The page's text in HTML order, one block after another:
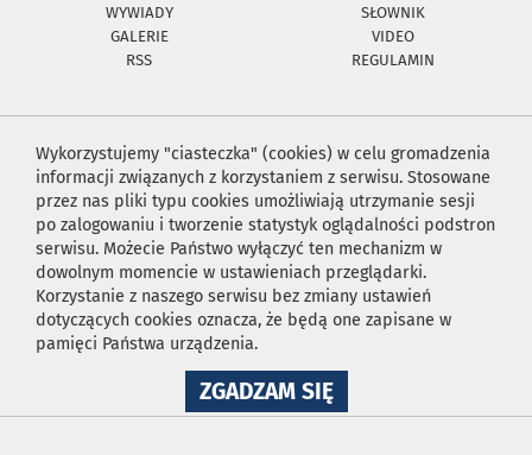
WYWIADY
SŁOWNIK
GALERIE
VIDEO
RSS
REGULAMIN
Wykorzystujemy "ciasteczka" (cookies) w celu gromadzenia
informacji związanych z korzystaniem z serwisu. Stosowane
przez nas pliki typu cookies umożliwiają utrzymanie sesji
po zalogowaniu i tworzenie statystyk oglądalności podstron
serwisu. Możecie Państwo wyłączyć ten mechanizm w
dowolnym momencie w ustawieniach przeglądarki.
Korzystanie z naszego serwisu bez zmiany ustawień
dotyczących cookies oznacza, że będą one zapisane w
pamięci Państwa urządzenia.
ZGADZAM SIĘNA
WYKORZYSTANIE